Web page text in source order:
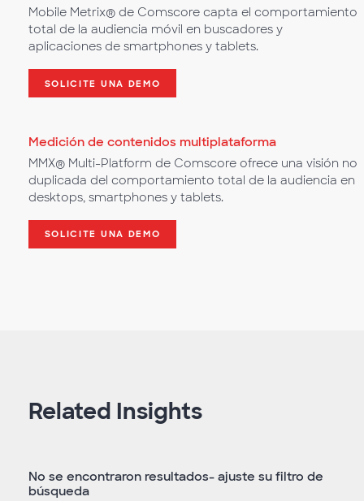
Mobile Metrix® de Comscore capta el comportamiento
total de la audiencia móvil en buscadores y
aplicaciones de smartphones y tablets.
SOLICITE UNA DEMO
Medición de contenidos multiplataforma
MMX® Multi-Platform de Comscore ofrece una visión no
duplicada del comportamiento total de la audiencia en
desktops, smartphones y tablets.
SOLICITE UNA DEMO
Related Insights
No se encontraron resultados- ajuste su filtro de
búsqueda